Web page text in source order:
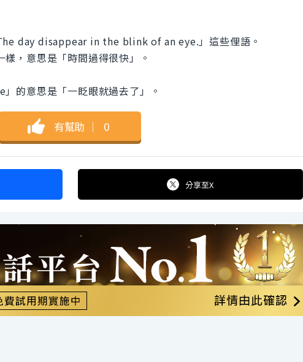
day disappear in the blink of an eye.」這些俚語。
，意思是「時間過得很快」。
的意思是「一眨眼就過去了」。
有幫助 ｜ 0
分享至X